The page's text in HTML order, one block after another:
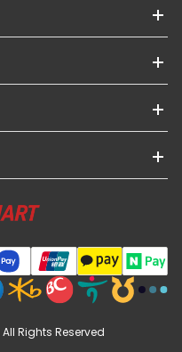
All Rights Reserved